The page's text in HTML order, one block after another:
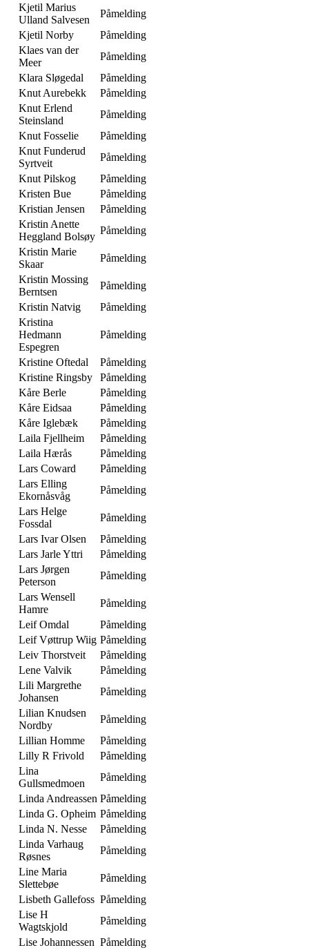
Kjetil Marius
Ulland Salvesen
Påmelding
Kjetil Norby
Påmelding
Klaes van der
Meer
Påmelding
Klara Sløgedal
Påmelding
Knut Aurebekk
Påmelding
Knut Erlend
Steinsland
Påmelding
Knut Fosselie
Påmelding
Knut Funderud
Syrtveit
Påmelding
Knut Pilskog
Påmelding
Kristen Bue
Påmelding
Kristian Jensen
Påmelding
Kristin Anette
Heggland Bolsøy
Påmelding
Kristin Marie
Skaar
Påmelding
Kristin Mossing
Berntsen
Påmelding
Kristin Natvig
Påmelding
Kristina
Hedmann
Espegren
Påmelding
Kristine Oftedal
Påmelding
Kristine Ringsby
Påmelding
Kåre Berle
Påmelding
Kåre Eidsaa
Påmelding
Kåre Iglebæk
Påmelding
Laila Fjellheim
Påmelding
Laila Hærås
Påmelding
Lars Coward
Påmelding
Lars Elling
Ekornåsvåg
Påmelding
Lars Helge
Fossdal
Påmelding
Lars Ivar Olsen
Påmelding
Lars Jarle Yttri
Påmelding
Lars Jørgen
Peterson
Påmelding
Lars Wensell
Hamre
Påmelding
Leif Omdal
Påmelding
Leif Vøttrup Wiig Påmelding
Leiv Thorstveit
Påmelding
Lene Valvik
Påmelding
Lili Margrethe
Johansen
Påmelding
Lilian Knudsen
Nordby
Påmelding
Lillian Homme
Påmelding
Lilly R Frivold
Påmelding
Lina
Gullsmedmoen
Påmelding
Linda Andreassen Påmelding
Linda G. Opheim Påmelding
Linda N. Nesse
Påmelding
Linda Varhaug
Røsnes
Påmelding
Line Maria
Slettebøe
Påmelding
Lisbeth Gallefoss Påmelding
Lise H
Wagtskjold
Påmelding
Lise Johannessen Påmelding